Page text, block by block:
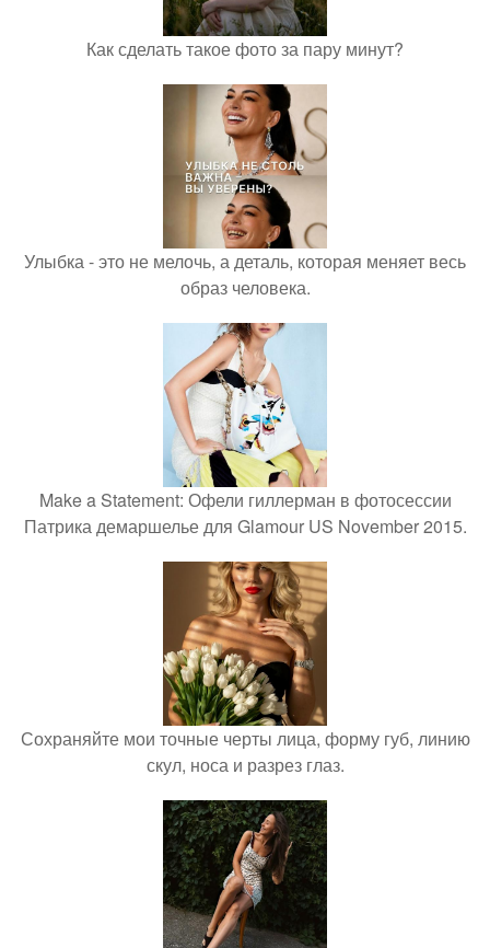
Как сделать такое фото за пару минут?
Улыбка - это не мелочь, а деталь, которая меняет весь
образ человека.
Make a Statement: Офели гиллерман в фотосессии
Патрика демаршелье для Glamour US November 2015.
Сохраняйте мои точные черты лица, форму губ, линию
скул, носа и разрез глаз.